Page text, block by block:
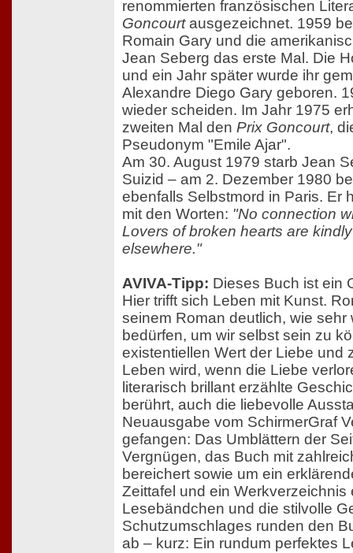
renommierten französischen
Goncourtausgezeichnet. 1959
Romain Gary und die
Jean Seberg das erste Mal. Die
und ein Jahr später wurde ihr
Alexandre Diego Gary geboren.
wieder scheiden. Im Jahr 1975
zweiten Mal den Prix Goncourt,
Pseudonym "Emile Ajar".
Am 30. August 1979 starb Jean
Suizid – am 2. Dezember 1980
ebenfalls Selbstmord in Paris. Er
mit den Worten: "No connection
Lovers of broken hearts are
elsewhere."
AVIVA-Tipp: Dieses Buch ist ein
Hier trifft sich Leben mit Kunst.
seinem Roman deutlich, wie sehr
bedürfen, um wir selbst sein zu
existentiellen Wert der Liebe und
Leben wird, wenn die Liebe
literarisch brillant erzählte
berührt, auch die liebevolle
Neuausgabe vom SchirmerGraf
gefangen: Das Umblättern der
Vergnügen, das Buch mit
bereichert sowie um ein
Zeittafel und ein Werkverzeichnis
Lesebändchen und die stilvolle
Schutzumschlages runden den
ab – kurz: Ein rundum perfektes